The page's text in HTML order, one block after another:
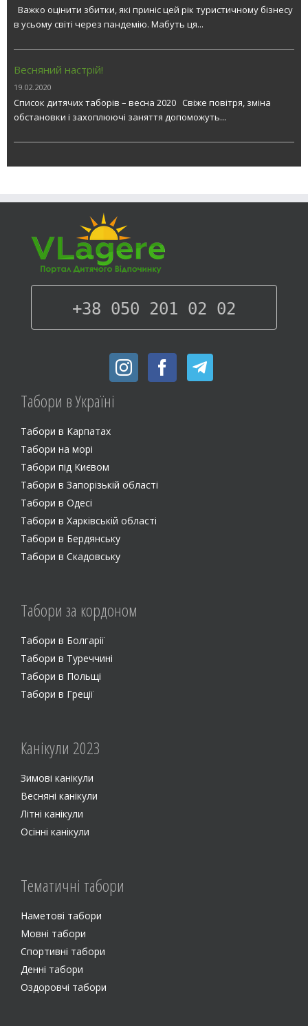
Важко оцінити збитки, які приніс цей рік туристичному бізнесу
в усьому світі через пандемію. Мабуть ця...
Весняний настрій!
19.02.2020
Список дитячих таборів – весна 2020 Свіже повітря, зміна
обстановки і захоплюючі заняття допоможуть...
+38 050 201 02 02
Табори в Українi
Табори в Карпатах
Табори на морi
Табори під Києвом
Табори в Запорізькій області
Табори в Одесі
Табори в Харківській області
Табори в Бердянську
Табори в Скадовську
Табори за кордоном
Табори в Болгарії
Табори в Туреччині
Табори в Польщі
Табори в Греції
Канiкули 2023
Зимові канікули
Весняні канікули
Літні канікули
Осінні канікули
Тематичні табори
Наметові табори
Мовні табори
Спортивні табори
Денні табори
Оздоровчі табори